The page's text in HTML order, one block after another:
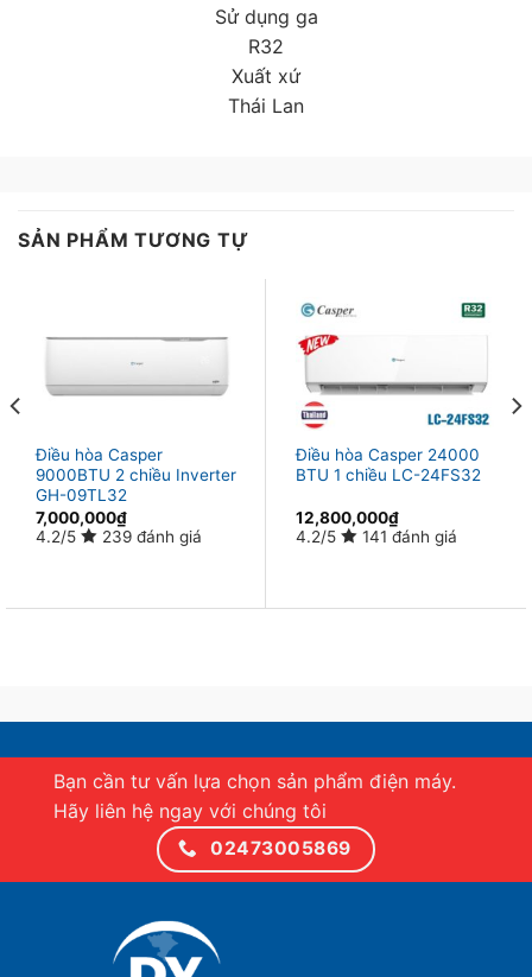
5 chế độ lựa chọn tốc độ hoạt động: 5 chế độ quạt
luồng không khí dễ chịu.
Ifeel– Chức năng tự điều chỉnh nhiệt độ:
Khi kích hoạt chức năng iFeel, máy điều hòa sẽ điều
chỉnh nhiệt độ tối ưu cho người sử dụng. Giúp bạn có
giấc ngủ sâu và sảng khoái hơn.
Iclean – Chức năng tự làm sạch dàn lạnh
Khi kích hoạt chức năng iClean, máy sẽ làm lạnh và
Sử dụng ga
R32
Xuất xứ
Thái Lan
SẢN PHẨM TƯƠNG TỰ
Điều hòa Casper
9000BTU 2 chiều Inverter
GH-09TL32
7,000,000₫
4.2/5
239 đánh giá
Điều hòa Casper 24000
BTU 1 chiều LC-24FS32
12,800,000₫
4.2/5
141 đánh giá
Bạn cần tư vấn lựa chọn sản phẩm điện máy.
Hãy liên hệ ngay với chúng tôi
02473005869